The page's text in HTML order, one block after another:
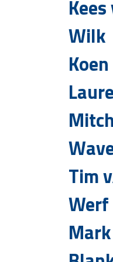
Wilk
Koen
Tim
Werf
Mark